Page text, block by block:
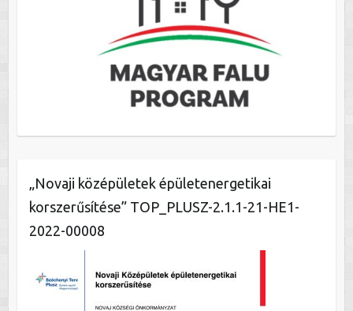
„Novaji középületek épületenergetikai
korszerűsítése” TOP_PLUSZ-2.1.1-21-HE1-
2022-00008